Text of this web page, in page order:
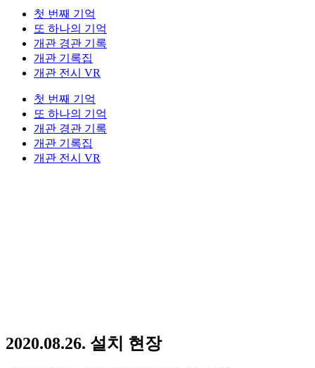
첫 번째 기억
또 하나의 기억
개관 경관 기록
개관 기록집
개관 전시 VR
첫 번째 기억
또 하나의 기억
개관 경관 기록
개관 기록집
개관 전시 VR
2020.08.26. 설치 현장